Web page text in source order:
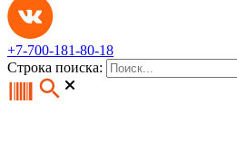
+7-700-181-80-18
Строка поиска: